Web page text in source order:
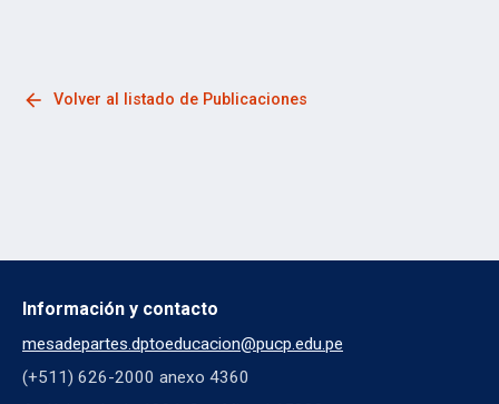
arrow_back Volver al listado de Publicaciones
Información y contacto
mesadepartes.dptoeducacion@pucp.edu.pe
(+511) 626-2000 anexo 4360